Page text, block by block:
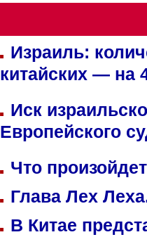
Израиль:
китайских — на
Иск
Европейского
Что
Глава Лех
В Китае